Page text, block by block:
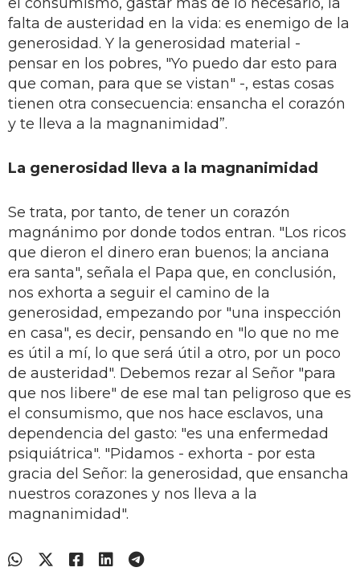
falta de austeridad en la vida: es enemigo de la
generosidad. Y la generosidad material -
pensar en los pobres, "Yo puedo dar esto para
que coman, para que se vistan" -, estas cosas
tienen otra consecuencia: ensancha el corazón
y te lleva a la magnanimidad”.
La generosidad lleva a la magnanimidad
Se trata, por tanto, de tener un corazón
magnánimo por donde todos entran. "Los ricos
que dieron el dinero eran buenos; la anciana
era santa", señala el Papa que, en conclusión,
nos exhorta a seguir el camino de la
generosidad, empezando por "una inspección
en casa", es decir, pensando en "lo que no me
es útil a mí, lo que será útil a otro, por un poco
de austeridad". Debemos rezar al Señor "para
que nos libere" de ese mal tan peligroso que es
el consumismo, que nos hace esclavos, una
dependencia del gasto: "es una enfermedad
psiquiátrica". "Pidamos - exhorta - por esta
gracia del Señor: la generosidad, que ensancha
nuestros corazones y nos lleva a la
magnanimidad".